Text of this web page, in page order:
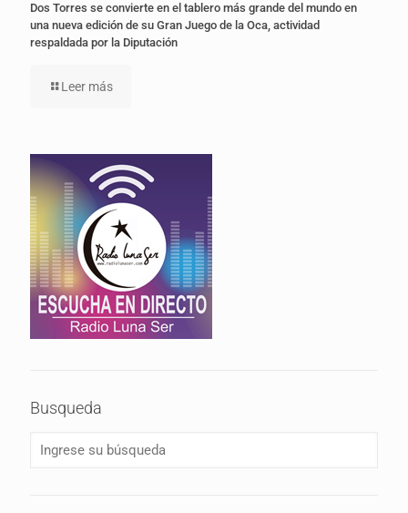
Dos Torres se convierte en el tablero más grande del mundo en
una nueva edición de su Gran Juego de la Oca, actividad
respaldada por la Diputación
Leer más
Busqueda